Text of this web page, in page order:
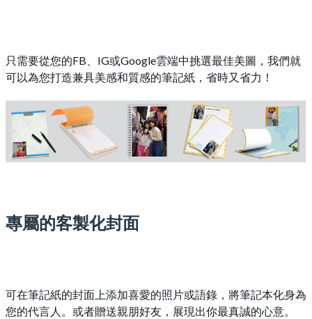
只需要從您的FB、IG或Google雲端中挑選最佳美圖，我們就
可以為您打造兼具美感和質感的筆記紙，省時又省力！
專屬的客製化封面
可在筆記紙的封面上添加喜愛的照片或語錄，將筆記本化身為
您的代言人。或者贈送親朋好友，展現出你最真誠的心意。